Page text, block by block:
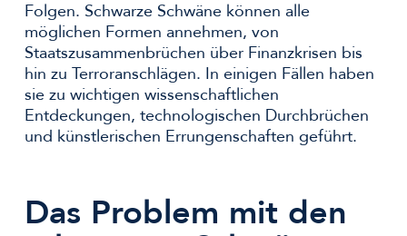
Folgen. Schwarze Schwäne können alle
möglichen Formen annehmen, von
Staatszusammenbrüchen über Finanzkrisen bis
hin zu Terroranschlägen. In einigen Fällen haben
sie zu wichtigen wissenschaftlichen
Entdeckungen, technologischen Durchbrüchen
und künstlerischen Errungenschaften geführt.
Das Problem mit den